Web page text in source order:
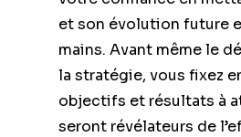
et son évolution future
mains. Avant même le
la stratégie, vous fixez
objectifs et résultats à
seront révélateurs de